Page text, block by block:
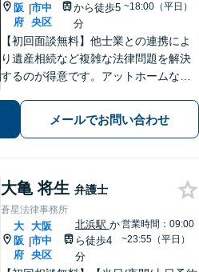
阪
府
|市中
央区
から徒歩5
分
~18:00（平日）
【初回面談無料】他士業との連携によ
り遺産相続など複雑な法律問題を解決
するのが得意です。アットホームな事
い。丁寧にお話をうがかい、最後まで
寄り添ってサポートします。
メールでお問い合わせ
大亀 将生 弁護士
蒼星法律事務所
大
阪
府
|
大阪
市中
央区
北浜駅 か
ら徒歩4
分
営業時間：09:00
~23:55（平日）